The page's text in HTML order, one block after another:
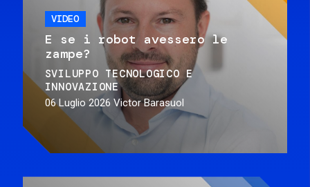
VIDEO
E se i robot avessero le
zampe?
SVILUPPO TECNOLOGICO E
INNOVAZIONE
06 Luglio 2026 Victor Barasuol